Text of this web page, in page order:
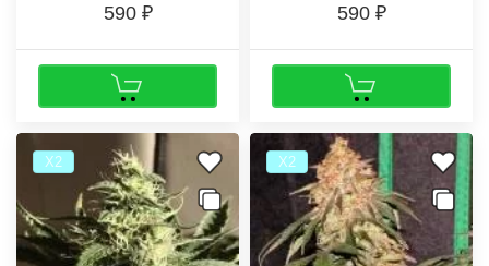
590 590
Х2 Х2